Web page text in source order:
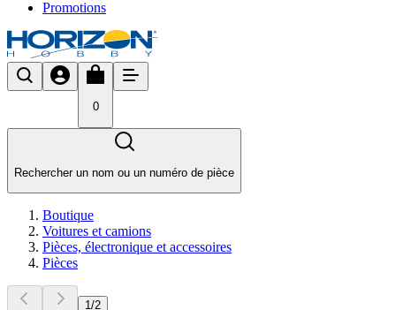
Promotions
0
Rechercher un nom ou un numéro de pièce
Boutique
Voitures et camions
Pièces, électronique et accessoires
Pièces
1/2